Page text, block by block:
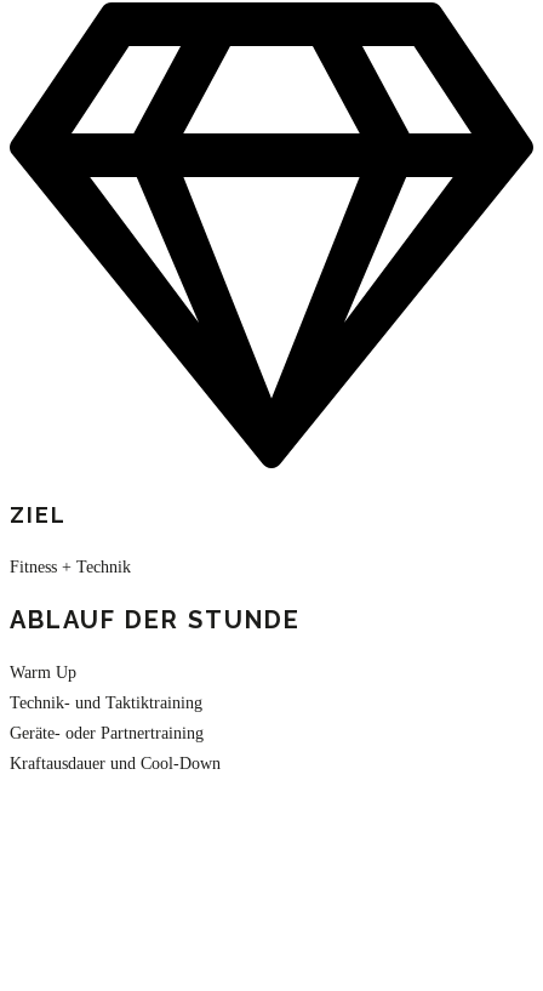
ZIEL
Fitness + Technik
ABLAUF DER STUNDE
Warm Up
Technik- und Taktiktraining
Geräte- oder Partnertraining
Kraftausdauer und Cool-Down